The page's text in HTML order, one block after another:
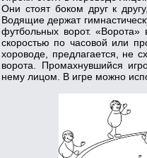
Они стоят боком друг к
Водящие держат
футбольных ворот. «Ворота»
скоростью по часовой или
хороводе, предлагается, не
ворота. Промахнувшийся
нему лицом. В игре можно